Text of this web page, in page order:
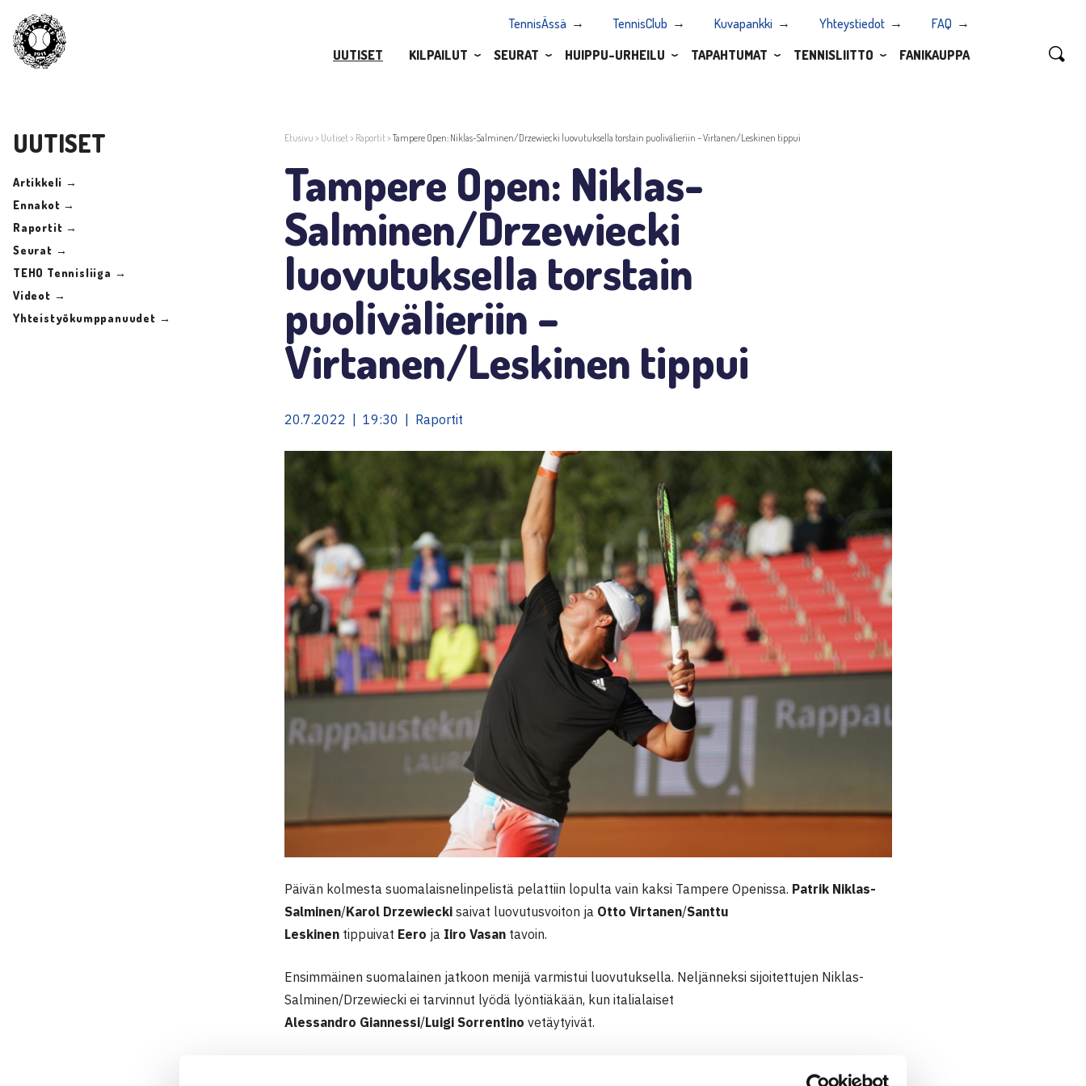
TennisÄssä TennisClub Kuvapankki Yhteystiedot
FAQ
UUTISET
KILPAILUT SEURAT HUIPPU-URHEILU TAPAHTUMAT TENNISLIITTO FANIKAUPPA
UUTISET
Artikkeli →
Ennakot →
Raportit →
Seurat →
TEHO Tennisliiga →
Videot →
Yhteistyökumppanuudet →
Etusivu > Uutiset> Raportit>Tampere Open: Niklas-Salminen/Drzewiecki luovutuksella torstain puolivälieriin – Virtanen/Leskinen tippui
Tampere Open: Niklas-
Salminen/Drzewiecki
luovutuksella torstain
puolivälieriin –
Virtanen/Leskinen tippui
20.7.2022 | 19:30 | Raportit
Päivän kolmesta suomalaisnelinpelistä pelattiin lopulta vain kaksi Tampere Openissa. Patrik Niklas-
Salminen/Karol Drzewiecki saivat luovutusvoiton ja Otto Virtanen/Santtu
Leskinen tippuivat Eero ja Iiro Vasan tavoin.
Ensimmäinen suomalainen jatkoon menijä varmistui luovutuksella. Neljänneksi sijoitettujen Niklas-
Salminen/Drzewiecki ei tarvinnut lyödä lyöntiäkään, kun italialaiset
Alessandro Giannessi/Luigi Sorrentino vetäytyivät.